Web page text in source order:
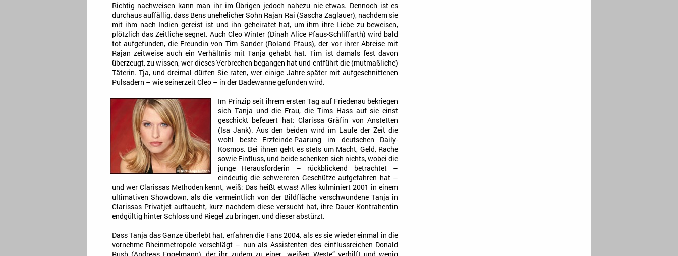
Richtig nachweisen kann man ihr im Übrigen jedoch nahezu nie etwas. Dennoch ist es
durchaus auffällig, dass Bens unehelicher Sohn Rajan Rai (Sascha Zaglauer), nachdem sie
mit ihm nach Indien gereist ist und ihn geheiratet hat, um ihm ihre Liebe zu beweisen,
plötzlich das Zeitliche segnet. Auch Cleo Winter (Dinah Alice Pfaus-Schliffarth) wird bald
tot aufgefunden, die Freundin von Tim Sander (Roland Pfaus), der vor ihrer Abreise mit
Rajan zeitweise auch ein Verhältnis mit Tanja gehabt hat. Tim ist damals fest davon
überzeugt, zu wissen, wer dieses Verbrechen begangen hat und entführt die (mutmaßliche)
Täterin. Tja, und dreimal dürfen Sie raten, wer einige Jahre später mit aufgeschnittenen
Pulsadern – wie seinerzeit Cleo – in der Badewanne gefunden wird.
Im Prinzip seit ihrem ersten Tag auf Friedenau bekriegen
sich Tanja und die Frau, die Tims Hass auf sie einst
geschickt befeuert hat: Clarissa Gräfin von Anstetten
(Isa Jank). Aus den beiden wird im Laufe der Zeit die
wohl beste Erzfeinde-Paarung im deutschen Daily-
Kosmos. Bei ihnen geht es stets um Macht, Geld, Rache
sowie Einfluss, und beide schenken sich nichts, wobei die
junge Herausforderin – rückblickend betrachtet –
eindeutig die schwereren Geschütze aufgefahren hat –
und wer Clarissas Methoden kennt, weiß: Das heißt etwas! Alles kulminiert 2001 in einem
ultimativen Showdown, als die vermeintlich von der Bildfläche verschwundene Tanja in
Clarissas Privatjet auftaucht, kurz nachdem diese versucht hat, ihre Dauer-Kontrahentin
endgültig hinter Schloss und Riegel zu bringen, und dieser abstürzt.
Dass Tanja das Ganze überlebt hat, erfahren die Fans 2004, als es sie wieder einmal in die
vornehme Rheinmetropole verschlägt – nun als Assistenten des einflussreichen Donald